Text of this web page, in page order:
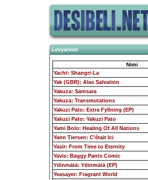
Levyarviot
Nimi
Yacht: Shangri-La
Yak (GBR): Alas Salvation
Yakuza: Samsara
Yakuza: Transmutations
Yakuzi Pato: Extra Fyllning (EP)
Yakuzi Pato: Yakuzi Pato
Yami Bolo: Healing Of All Nations
Yann Tiersen: C’était Ici
Yasir: From Time to Eternity
Yavis: Baggy Pants Comic
Ydinmätä: Ydinmätä (EP)
Yeasayer: Fragrant World